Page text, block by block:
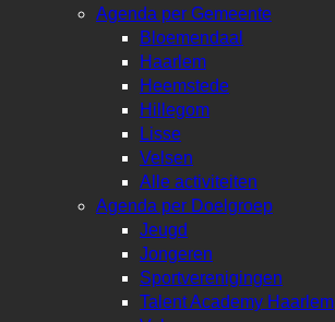
Agenda per Gemeente
Bloemendaal
Haarlem
Heemstede
Hillegom
Lisse
Velsen
Alle activiteiten
Agenda per Doelgroep
Jeugd
Jongeren
Sportverenigingen
Talent Academy Haarlem